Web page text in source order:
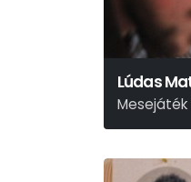
Lúdas
Mesejáték
Fazekas